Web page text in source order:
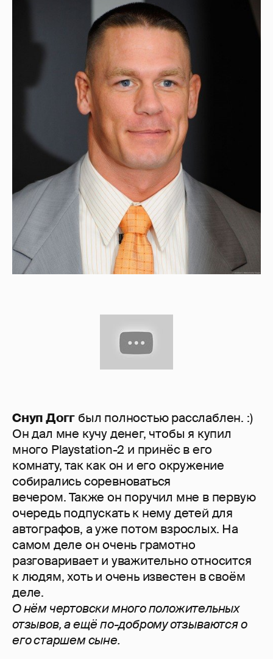
Снуп Догг был полностью расслаблен. :)
Он дал мне кучу денег, чтобы я купил
много Playstation-2 и принёс в его
комнату, так как он и его окружение
собирались соревноваться
вечером. Также он поручил мне в первую
очередь подпускать к нему детей для
автографов, а уже потом взрослых. На
самом деле он очень грамотно
разговаривает и уважительно относится
к людям, хоть и очень известен в своём
деле.
О нём чертовски много положительных
отзывов, а ещё по-доброму отзываются о
его старшем сыне.